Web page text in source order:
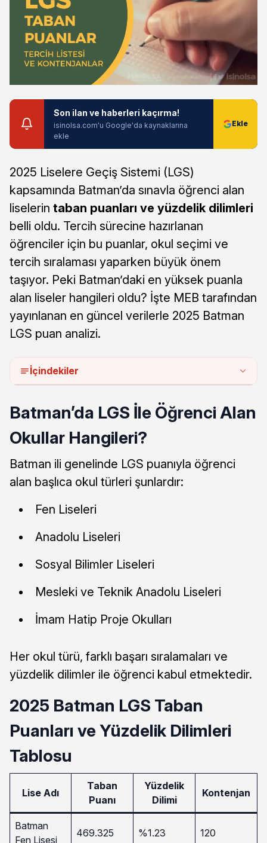
Son ilan ve haberleri kaçırma!
isinolsa.com'u Google'da kaynaklarına
ekle
2025 Liselere Geçiş Sistemi (LGS)
kapsamında Batman’da sınavla öğrenci alan
liselerin taban puanları ve yüzdelik dilimleri
belli oldu. Tercih sürecine hazırlanan
öğrenciler için bu puanlar, okul seçimi ve
tercih sıralaması yaparken büyük önem
taşıyor. Peki Batman’daki en yüksek puanla
alan liseler hangileri oldu? İşte MEB tarafından
yayınlanan en güncel verilerle 2025 Batman
LGS puan analizi.
İçindekiler
Batman’da LGS İle Öğrenci Alan
Okullar Hangileri?
Batman ili genelinde LGS puanıyla öğrenci
alan başlıca okul türleri şunlardır:
Fen Liseleri
Anadolu Liseleri
Sosyal Bilimler Liseleri
Mesleki ve Teknik Anadolu Liseleri
İmam Hatip Proje Okulları
Her okul türü, farklı başarı sıralamaları ve
yüzdelik dilimler ile öğrenci kabul etmektedir.
2025 Batman LGS Taban
Puanları ve Yüzdelik Dilimleri
Tablosu
Lise Adı
Taban
Puanı
Yüzdelik
Dilimi
Kontenjan
Batman
Fen Lisesi
469.325 %1.23 120